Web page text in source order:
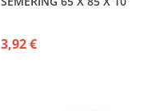
3,92 €